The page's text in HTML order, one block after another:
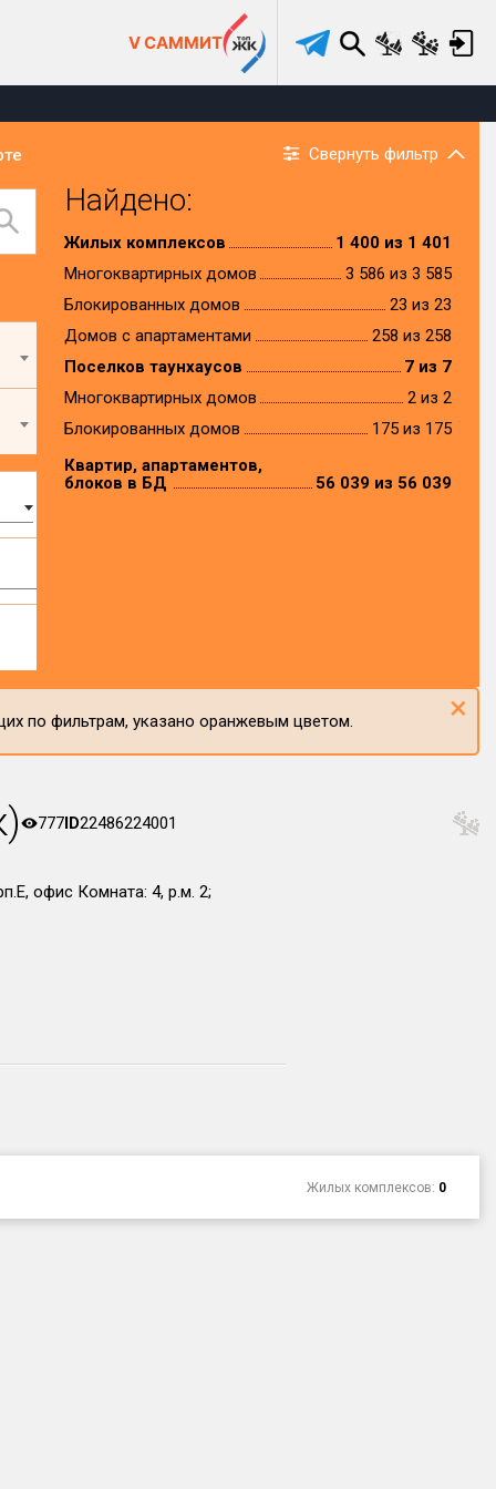
V САММИТ
Свернуть фильтр
Найдено:
Жилых комплексов
1 400 из 1 401
Многоквартирных домов
3 586 из 3 585
Блокированных домов
23 из 23
Домов с апартаментами
258 из 258
Поселков таунхаусов
7 из 7
Многоквартирных домов
2 из 2
Блокированных домов
175 из 175
Квартир, апартаментов,
блоков в БД
56 039 из 56 039
по фильтрам, указано оранжевым цветом. ×
777ID22486224001
офис Комната: 4, р.м. 2;
Жилых комплексов: 0